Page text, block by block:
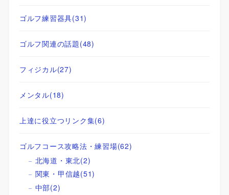
ゴルフ練習器具(31)
ゴルフ関連の話題(48)
フィジカル(27)
メンタル(18)
上達に役立つリンク集(6)
ゴルフコース攻略法・練習場(62)
北海道・東北(2)
関東・甲信越(51)
中部(2)